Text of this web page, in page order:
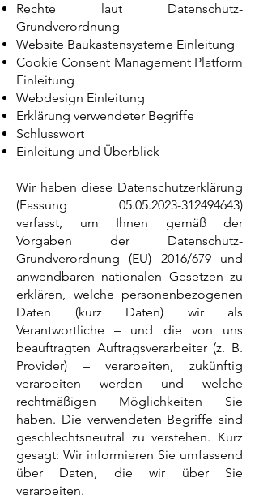
Rechte laut Datenschutz-
Grundverordnung
Website Baukastensysteme Einleitung
Cookie Consent Management Platform
Einleitung
Webdesign Einleitung
Erklärung verwendeter Begriffe
Schlusswort
Einleitung und Überblick
Wir haben diese Datenschutzerklärung
(Fassung 05.05.2023-312494643)
verfasst, um Ihnen gemäß der
Vorgaben der Datenschutz-
Grundverordnung (EU) 2016/679 und
anwendbaren nationalen Gesetzen zu
erklären, welche personenbezogenen
Daten (kurz Daten) wir als
Verantwortliche – und die von uns
beauftragten Auftragsverarbeiter (z. B.
Provider) – verarbeiten, zukünftig
verarbeiten werden und welche
rechtmäßigen Möglichkeiten Sie
haben. Die verwendeten Begriffe sind
geschlechtsneutral zu verstehen. Kurz
gesagt: Wir informieren Sie umfassend
über Daten, die wir über Sie
verarbeiten.